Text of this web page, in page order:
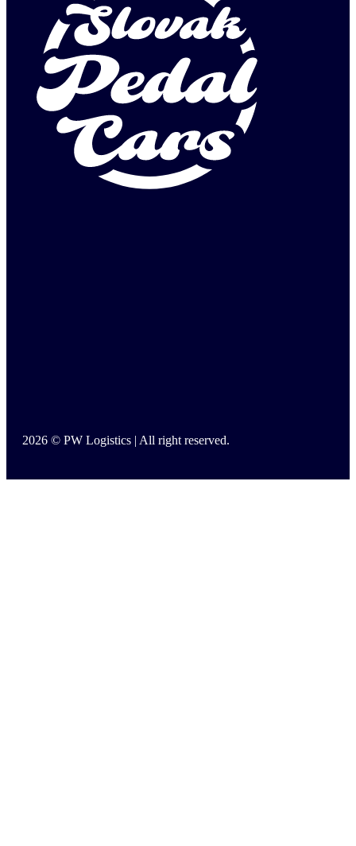
2026 © PW Logistics | All right reserved.